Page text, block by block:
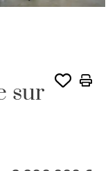
sur